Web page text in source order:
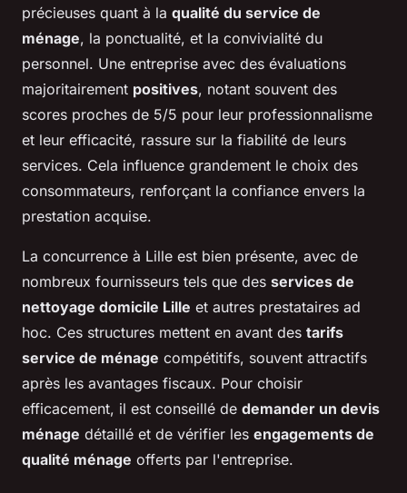
précieuses quant à la qualité du service de
ménage, la ponctualité, et la convivialité du
personnel. Une entreprise avec des évaluations
majoritairement positives, notant souvent des
scores proches de 5/5 pour leur professionnalisme
et leur efficacité, rassure sur la fiabilité de leurs
services. Cela influence grandement le choix des
consommateurs, renforçant la confiance envers la
prestation acquise.
La concurrence à Lille est bien présente, avec de
nombreux fournisseurs tels que des services de
nettoyage domicile Lille et autres prestataires ad
hoc. Ces structures mettent en avant des tarifs
service de ménage compétitifs, souvent attractifs
après les avantages fiscaux. Pour choisir
efficacement, il est conseillé de demander un devis
ménage détaillé et de vérifier les engagements de
qualité ménage offerts par l'entreprise.